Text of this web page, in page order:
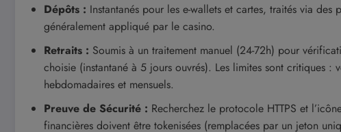
Dépôts : Instantanés pour les e-wallets et cartes, traités via des
généralement appliqué par le casino.
Retraits : Soumis à un traitement manuel (24-72h) pour
choisie (instantané à 5 jours ouvrés). Les limites sont critiques
hebdomadaires et mensuels.
Preuve de Sécurité : Recherchez le protocole HTTPS et
financières doivent être tokenisées (remplacées par un jeton